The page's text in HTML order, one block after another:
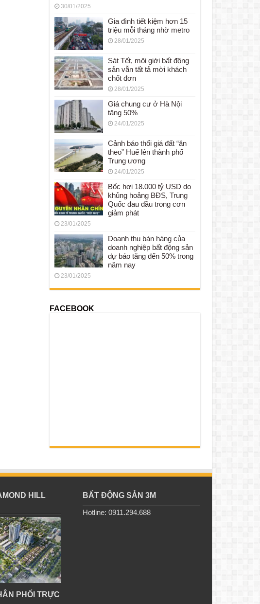
30/01/2025
Gia đình tiết kiệm hơn 15
triệu mỗi tháng nhờ metro
28/01/2025
Sát Tết, môi giới bất động
sản vẫn tất tả mời khách
chốt đơn
28/01/2025
Giá chung cư ở Hà Nội
tăng 50%
24/01/2025
Cảnh báo thổi giá đất “ăn
theo” Huế lên thành phố
Trung ương
24/01/2025
Bốc hơi 18.000 tỷ USD do
khủng hoảng BĐS, Trung
Quốc đau đầu trong cơn
giảm phát
23/01/2025
Doanh thu bán hàng của
doanh nghiệp bất động sản
dự báo tăng đến 50% trong
năm nay
23/01/2025
FACEBOOK
HILL
PHỐI TRỰC
BẤT ĐỘNG SẢN 3M
Hotline: 0911.294.688